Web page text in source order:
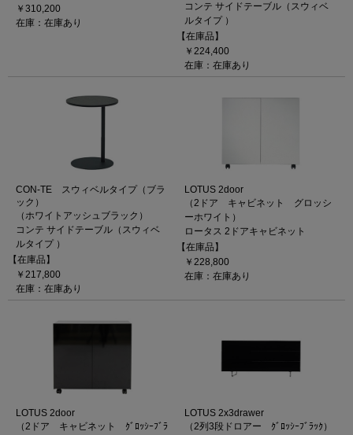
￥310,200
在庫：在庫あり
コンテ サイドテーブル（スウィベ
ルタイプ ）
【在庫品】
￥224,400
在庫：在庫あり
CON-TE スウィベルタイプ（ブラ
ック）
（ホワイトアッシュブラック）
コンテ サイドテーブル（スウィベ
ルタイプ ）
【在庫品】
￥217,800
在庫：在庫あり
LOTUS 2door
（2ドア キャビネット グロッシ
ーホワイト）
ロータス 2ドアキャビネット
【在庫品】
￥228,800
在庫：在庫あり
LOTUS 2door
（2ドア キャビネット ｸﾞﾛｯｼｰﾌﾞﾗ
LOTUS 2x3drawer
（2列3段ドロアー ｸﾞﾛｯｼｰﾌﾞﾗｯｸ）